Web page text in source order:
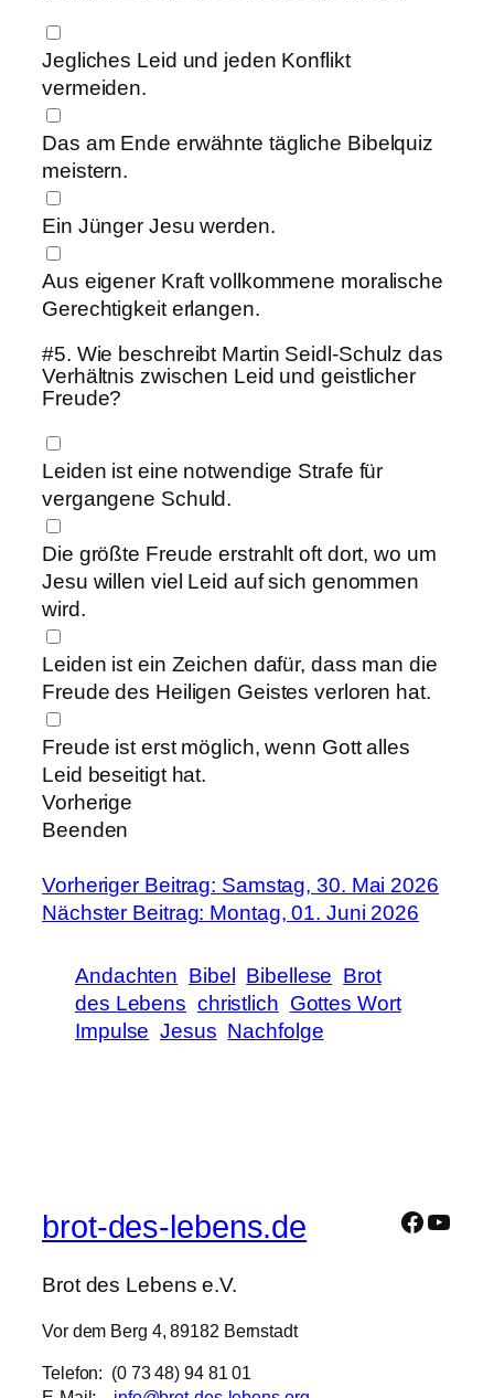
Jegliches Leid und jeden Konflikt
vermeiden.
Das am Ende erwähnte tägliche Bibelquiz
meistern.
Ein Jünger Jesu werden.
Aus eigener Kraft vollkommene moralische
Gerechtigkeit erlangen.
#5. Wie beschreibt Martin Seidl-Schulz das
Verhältnis zwischen Leid und geistlicher
Freude?
Leiden ist eine notwendige Strafe für
vergangene Schuld.
Die größte Freude erstrahlt oft dort, wo um
Jesu willen viel Leid auf sich genommen
wird.
Leiden ist ein Zeichen dafür, dass man die
Freude des Heiligen Geistes verloren hat.
Freude ist erst möglich, wenn Gott alles
Leid beseitigt hat.
Vorherige
Beenden
Vorheriger Beitrag: Samstag, 30. Mai 2026
Nächster Beitrag: Montag, 01. Juni 2026
Andachten Bibel Bibellese Brot
des Lebens christlich Gottes Wort
Impulse Jesus Nachfolge
brot-des-lebens.de
Brot des Lebens e.V.
Vor dem Berg 4, 89182 Bernstadt
Telefon: (0 73 48) 94 81 01